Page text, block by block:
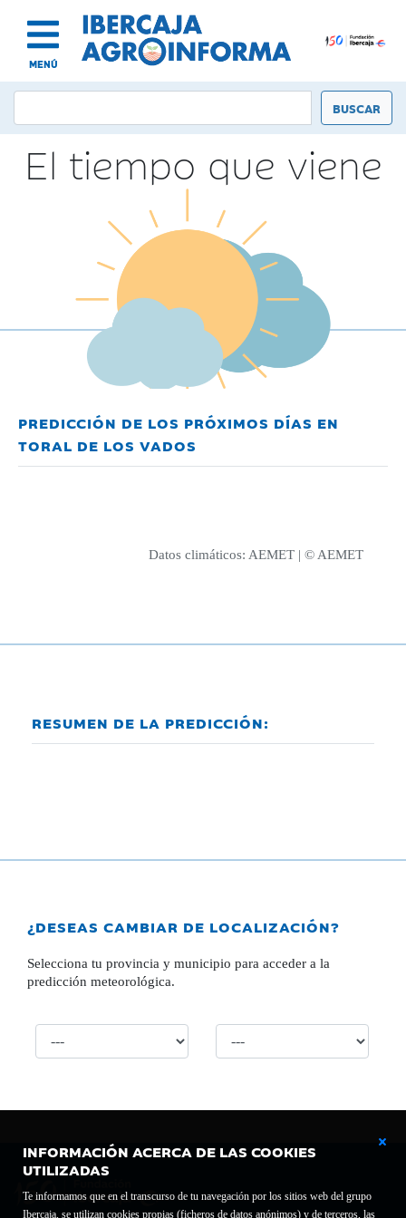
MENÚ
INFORMACIÓN ACERCA DE LAS COOKIES
UTILIZADAS
Te informamos que en el transcurso de tu navegación por los sitios web del grupo
Ibercaja, se utilizan cookies propias (ficheros de datos anónimos) y de terceros, las
El tiempo que viene
PREDICCIÓN DE LOS PRÓXIMOS DÍAS EN
TORAL DE LOS VADOS
Datos climáticos: AEMET | © AEMET
RESUMEN DE LA PREDICCIÓN:
¿DESEAS CAMBIAR DE LOCALIZACIÓN?
Selecciona tu provincia y municipio para acceder a la
predicción meteorológica.